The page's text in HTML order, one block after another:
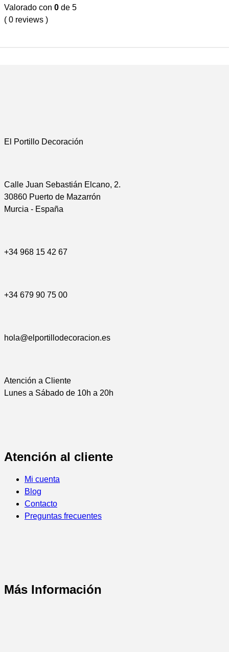
Valorado con 0 de 5
( 0 reviews )
El Portillo Decoración
Calle Juan Sebastián Elcano, 2.
30860 Puerto de Mazarrón
Murcia - España
+34 968 15 42 67
+34 679 90 75 00
hola@elportillodecoracion.es
Atención a Cliente
Lunes a Sábado de 10h a 20h
Atención al cliente
Mi cuenta
Blog
Contacto
Preguntas frecuentes
Más Información